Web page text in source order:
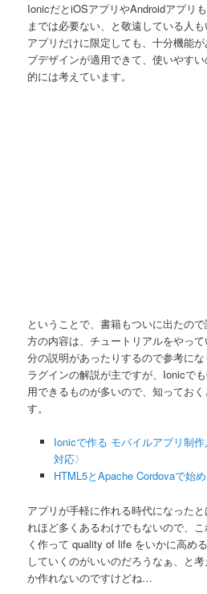
IonicだとiOSアプリやAndroidアプリ
までは必要ない、と敬遠している人
アプリだけに限定しても、十分機能
ブデザインが適用できて、使いやす
的には考えています。
ということで、書籍もついに出たの
方の内容は、チュートリアルをやっ
分の説明があったりするので参考に
ラグインの解説が主ですが、Ionicで
用できるものが多いので、知ってお
す。
Ionicで作る モバイルアプリ制
対応〉
HTML5とApache Cordovaで始
アプリが手軽に作れる時代になった
れほど多くあるわけでもないので、
く作って quality of life をいかに高め
していくのがいいのだろうなぁ、と
か作れないのですけどね…